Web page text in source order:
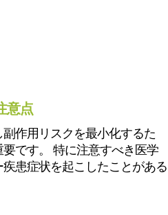
意点
作用リスクを最小化するた
です。 特に注意すべき医学
患症状を起こしたことがある